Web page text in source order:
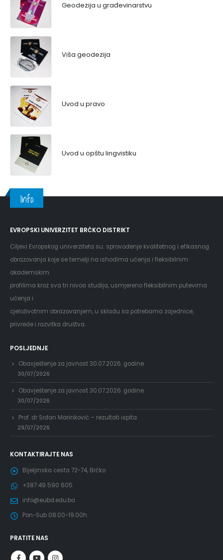
Geodezija u građevinarstvu
Viša geodezija
Uvod u pravo
Uvod u opštu lingvistiku
Info
EVROPSKI UNIVERZITET BRČKO DISTRIKT
Ciljevi Evropskog univerziteta su: sprovođenje kvalitetnog i efikasnog
obrazovanja koje se temelji na ishodima učenja i fleksibilnim
akademskim
profilima kroz sva tri nivoa studija, usmjereno fleksibilnim putevima
učenja i
cjeloživotnim obrazovanjem, u skladu sa potrebama zajednice,
privrede i razvitka društva.
POSLJEDNJE
Obavještenje za javnost 30.07.2026. godine
30/07/2026
Obavještenje za javnost 30.07.2026. godine
30/07/2026
Prof. dr Srđan Marinković – rezultati ispita
29/07/2026
KONTAKTIRAJTE NAS
Bijeljinska cesta 72-74, Brčko
+387 49 590 605
info@eubd.edu.ba
Pon-Sub 08.00-19.00h
PRATITE NAS